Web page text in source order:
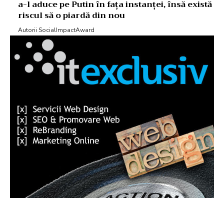
a-l aduce pe Putin în fața instanței, însă există
riscul să o piardă din nou
Autorii SocialImpactAward